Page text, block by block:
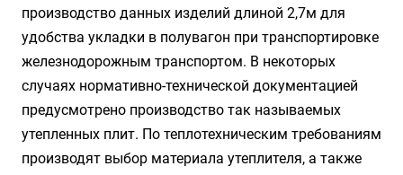
производство данных изделий длиной 2,7м для
удобства укладки в полувагон при транспортировке
железнодорожным транспортом. В некоторых
случаях нормативно-технической документацией
предусмотрено производство так называемых
утепленных плит. По теплотехническим требованиям
производят выбор материала утеплителя, а также